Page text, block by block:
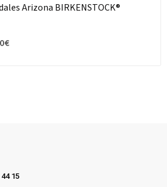
Arizona BIRKENSTOCK®
€
15